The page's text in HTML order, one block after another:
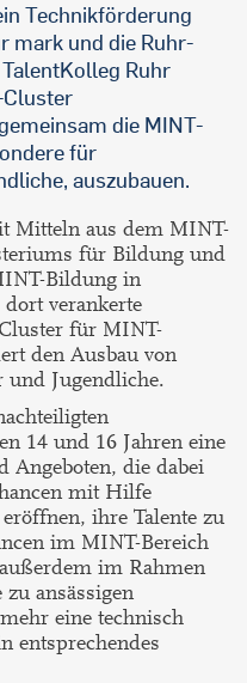
Technikförderung
mark und die Ruhr-
Ruhr
Cluster
die MINT-
für
auszubauen.
Mitteln aus dem MINT-
für Bildung und
Bildung in
verankerte
für MINT-
den Ausbau von
und Jugendliche.
14 und 16 Jahren eine
Angeboten, die dabei
mit Hilfe
ihre Talente zu
im MINT-Bereich
im Rahmen
ansässigen
eine technisch
entsprechendes